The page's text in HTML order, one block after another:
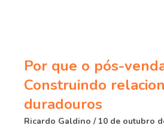
Por que o pós-
Construindo
duradouros
Ricardo Galdino 10 de outubro